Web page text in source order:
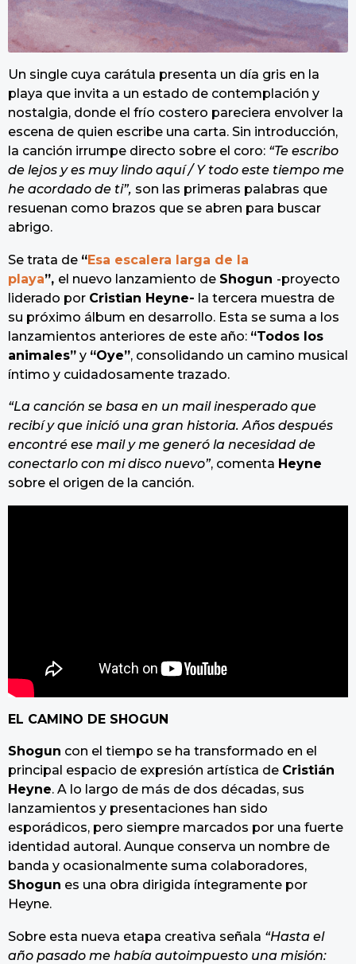
Un single cuya carátula presenta un día gris en la
playa que invita a un estado de contemplación y
nostalgia, donde el frío costero pareciera envolver la
escena de quien escribe una carta. Sin introducción,
la canción irrumpe directo sobre el coro: “Te escribo
de lejos y es muy lindo aquí / Y todo este tiempo me
he acordado de ti”, son las primeras palabras que
resuenan como brazos que se abren para buscar
abrigo.
Se trata de “Esa escalera larga de la
playa”, el nuevo lanzamiento de Shogun -proyecto
liderado por Cristian Heyne- la tercera muestra de
su próximo álbum en desarrollo. Esta se suma a los
lanzamientos anteriores de este año: “Todos los
animales” y “Oye”, consolidando un camino musical
íntimo y cuidadosamente trazado.
“La canción se basa en un mail inesperado que
recibí y que inició una gran historia. Años después
encontré ese mail y me generó la necesidad de
conectarlo con mi disco nuevo”, comenta Heyne
sobre el origen de la canción.
EL CAMINO DE SHOGUN
Shogun con el tiempo se ha transformado en el
principal espacio de expresión artística de Cristián
Heyne. A lo largo de más de dos décadas, sus
lanzamientos y presentaciones han sido
esporádicos, pero siempre marcados por una fuerte
identidad autoral. Aunque conserva un nombre de
banda y ocasionalmente suma colaboradores,
Shogun es una obra dirigida íntegramente por
Heyne.
Sobre esta nueva etapa creativa señala “Hasta el
año pasado me había autoimpuesto una misión: